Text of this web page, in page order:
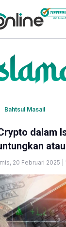
Bahtsul Masail
dalam
20 Februari 2025 |